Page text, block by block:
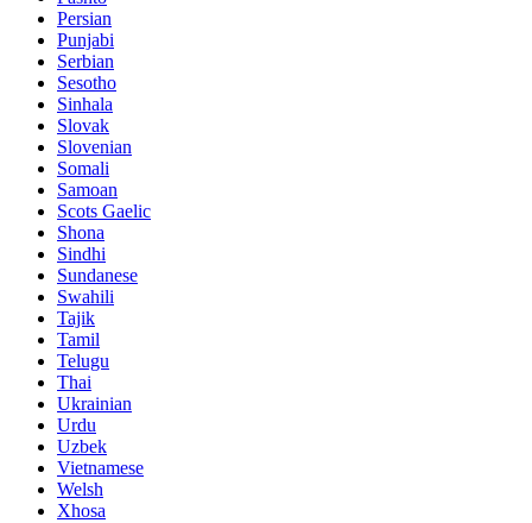
Persian
Punjabi
Serbian
Sesotho
Sinhala
Slovak
Slovenian
Somali
Samoan
Scots Gaelic
Shona
Sindhi
Sundanese
Swahili
Tajik
Tamil
Telugu
Thai
Ukrainian
Urdu
Uzbek
Vietnamese
Welsh
Xhosa